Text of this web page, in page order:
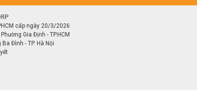
cấp ngày 20/3/2026
Gia Định - TP.HCM
Đình - TP. Hà Nội